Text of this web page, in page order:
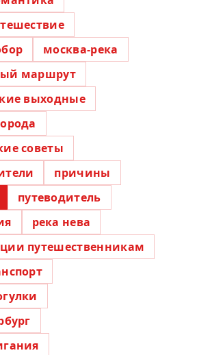
москва-река
маршрут
выходные
советы
причины
путеводитель
река нева
путешественникам